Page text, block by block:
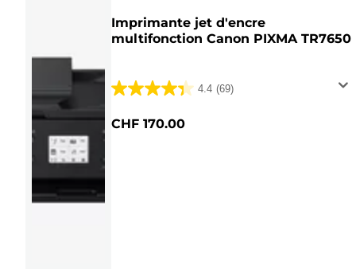
Imprimante jet d'encre
multifonction Canon PIXMA TR7650
4.4 (69)
4.4
sur
CHF 170.00